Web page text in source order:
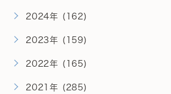
2024年 (162)
2023年 (159)
2022年 (165)
2021年 (285)